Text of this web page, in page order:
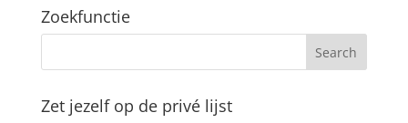
Zoekfunctie
Zet jezelf op de privé lijst